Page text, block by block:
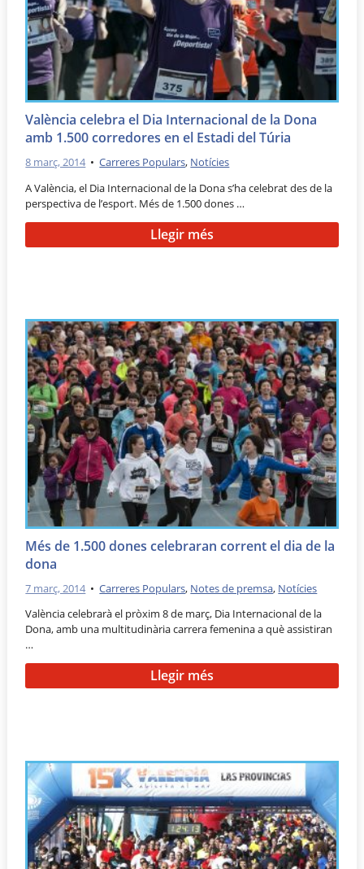
València celebra el Dia Internacional de la Dona
amb 1.500 corredores en el Estadi del Túria
8 març, 2014 •Carreres Populars, Notícies
A València, el Dia Internacional de la Dona s’ha celebrat des de la
perspectiva de l’esport. Més de 1.500 dones …
Llegir més
Més de 1.500 dones celebraran corrent el dia de la
dona
7 març, 2014 •Carreres Populars, Notes de premsa, Notícies
València celebrarà el pròxim 8 de març, Dia Internacional de la
Dona, amb una multitudinària carrera femenina a què assistiran
…
Llegir més